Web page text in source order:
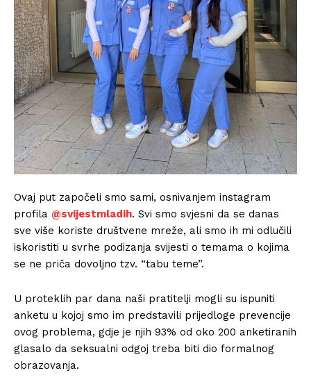
Ovaj put započeli smo sami, osnivanjem instagram
profila @svijestmladih. Svi smo svjesni da se danas
sve više koriste društvene mreže, ali smo ih mi odlučili
iskoristiti u svrhe podizanja svijesti o temama o kojima
se ne priča dovoljno tzv. “tabu teme”.
U proteklih par dana naši pratitelji mogli su ispuniti
anketu u kojoj smo im predstavili prijedloge prevencije
ovog problema, gdje je njih 93% od oko 200 anketiranih
glasalo da seksualni odgoj treba biti dio formalnog
obrazovanja.